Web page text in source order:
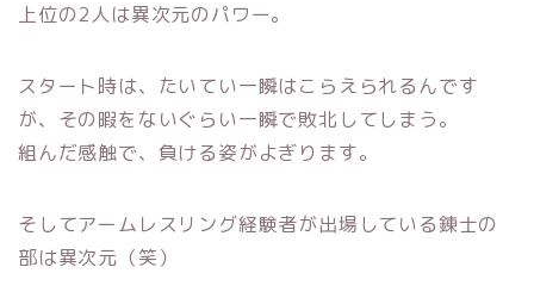
上位の2人は異次元のパワー。
スタート時は、たいてい一瞬はこらえられるんです
が、その暇をないぐらい一瞬で敗北してしまう。
組んだ感触で、負ける姿がよぎります。
そしてアームレスリング経験者が出場している錬士の
部は異次元（笑）